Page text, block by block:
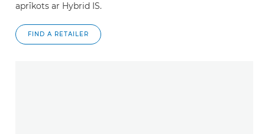
aprīkots ar Hybrid IS.
FIND A RETAILER